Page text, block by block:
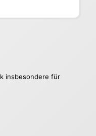
insbesondere für